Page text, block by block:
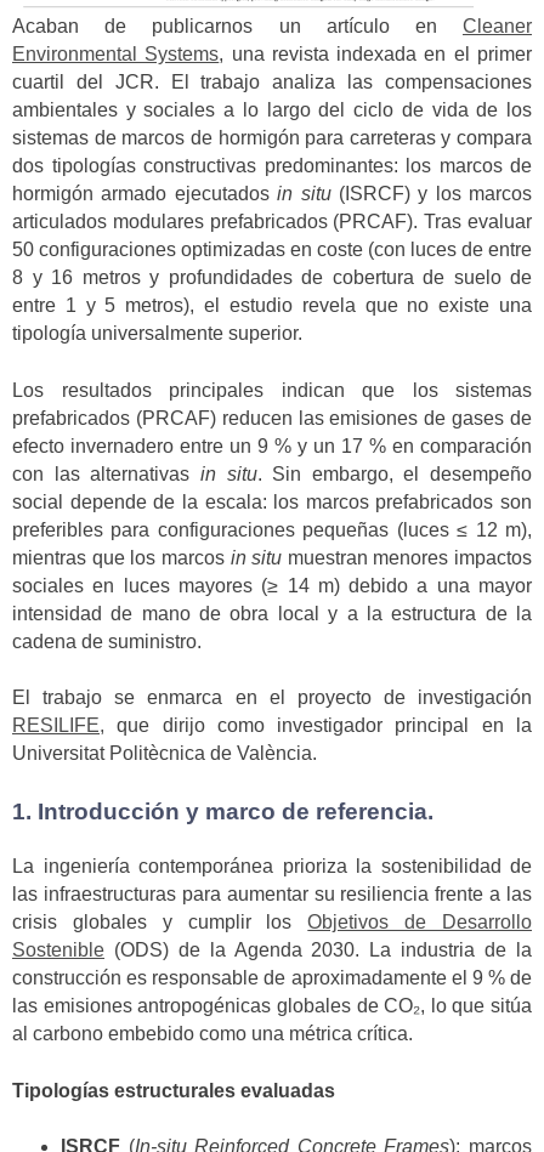
Acaban de publicarnos un artículo en Cleaner
Environmental Systems, una revista indexada en el primer
cuartil del JCR. El trabajo analiza las compensaciones
ambientales y sociales a lo largo del ciclo de vida de los
sistemas de marcos de hormigón para carreteras y compara
dos tipologías constructivas predominantes: los marcos de
hormigón armado ejecutadosin situ(ISRCF) y los marcos
articulados modulares prefabricados (PRCAF). Tras evaluar
50 configuraciones optimizadas en coste (con luces de entre
8 y 16 metros y profundidades de cobertura de suelo de
entre 1 y 5 metros), el estudio revela que no existe una
tipología universalmente superior.
Los resultados principales indican que los sistemas
prefabricados (PRCAF) reducen las emisiones de gases de
efecto invernadero entre un 9 % y un 17 % en comparación
con las alternativas in situ. Sin embargo, el desempeño
social depende de la escala: los marcos prefabricados son
preferibles para configuraciones pequeñas (luces ≤ 12 m),
mientras que los marcos in situ muestran menores impactos
sociales en luces mayores (≥ 14 m) debido a una mayor
intensidad de mano de obra local y a la estructura de la
cadena de suministro.
El trabajo se enmarca en el proyecto de investigación
RESILIFE, que dirijo como investigador principal en la
Universitat Politècnica de València.
1. Introducción y marco de referencia.
La ingeniería contemporánea prioriza la sostenibilidad de
las infraestructuras para aumentar su resiliencia frente a las
crisis globales y cumplir losObjetivos de Desarrollo
Sostenible (ODS) de la Agenda 2030. La industria de la
construcción es responsable de aproximadamente el 9 % de
las emisiones antropogénicas globales de CO₂, lo que sitúa
al carbono embebido como una métrica crítica.
Tipologías estructurales evaluadas
ISRCF (In-situ Reinforced Concrete Frames): marcos